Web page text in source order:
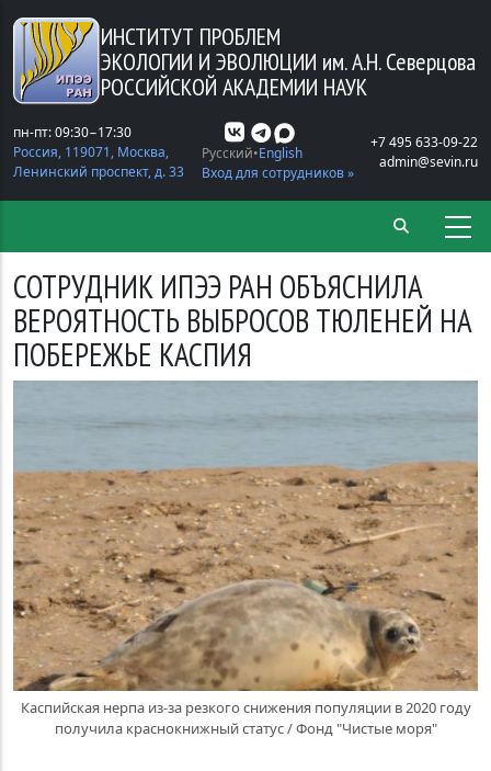
Перейти к основному содержанию
ИНСТИТУТ ПРОБЛЕМ
ЭКОЛОГИИ И ЭВОЛЮЦИИ им. А.Н. Северцова
РОССИЙСКОЙ АКАДЕМИИ НАУК
пн-пт: 09:30−17:30
Россия, 119071, Москва,
Ленинский проспект, д. 33
Русский English
Вход для сотрудников »
+7 495 633-09-22
admin@sevin.ru
СОТРУДНИК ИПЭЭ РАН ОБЪЯСНИЛА
ВЕРОЯТНОСТЬ ВЫБРОСОВ ТЮЛЕНЕЙ НА
ПОБЕРЕЖЬЕ КАСПИЯ
Каспийская нерпа из-за резкого снижения популяции в 2020 году
получила краснокнижный статус / Фонд "Чистые моря"